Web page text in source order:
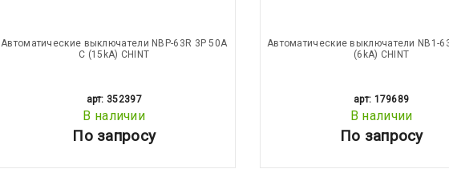
Автоматические выключатели NBP-63R 3P 50A
С (15kA) CHINT
арт: 352397
В наличии
По запросу
Автоматические выключатели NB1-
(6kA) CHINT
арт: 179689
В наличии
По запросу